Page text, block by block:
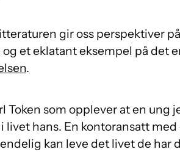
gir oss perspektiver
et eklatant eksempel på det
.
Token som opplever at en ung
livet hans. En kontoransatt
kan leve det livet de har